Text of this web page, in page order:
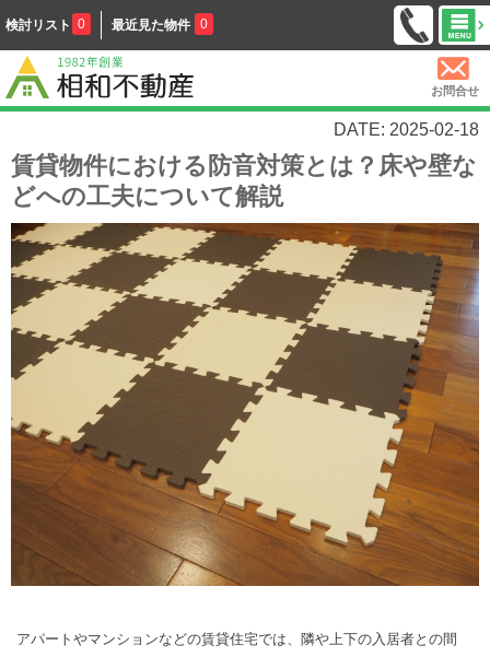
検討リスト 0 最近見た物件 0
お問合せ
DATE: 2025-02-18
賃貸物件における防音対策とは？床や壁な
どへの工夫について解説
アパートやマンションなどの賃貸住宅では、隣や上下の入居者との間